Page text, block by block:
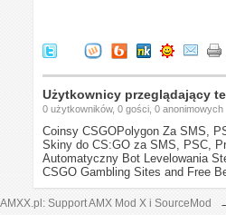
Użytkownicy przeglądający
0 użytkowników, 0 gości, 0 anonimowych
Coinsy CSGOPolygon Za SMS,
Skiny do CS:GO za SMS, PSC,
Automatyczny Bot Levelowania
CSGO Gambling Sites and Free
AMXX.pl: Support AMX Mod X i SourceMod